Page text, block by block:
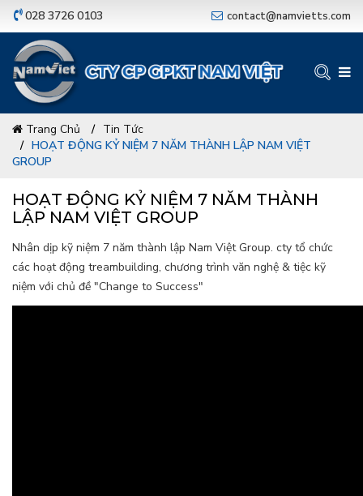
028 3726 0103 contact@namvietts.com
Trang Chủ
Tin Tức
HOẠT ĐỘNG KỶ NIỆM 7 NĂM THÀNH LẬP NAM VIỆT
GROUP
HOẠT ĐỘNG KỶ NIỆM 7 NĂM THÀNH
LẬP NAM VIỆT GROUP
Nhân dịp kỹ niệm 7 năm thành lập Nam Việt Group. cty tổ chức
các hoạt động treambuilding, chương trình văn nghệ & tiệc kỹ
niệm với chủ đề "Change to Success"